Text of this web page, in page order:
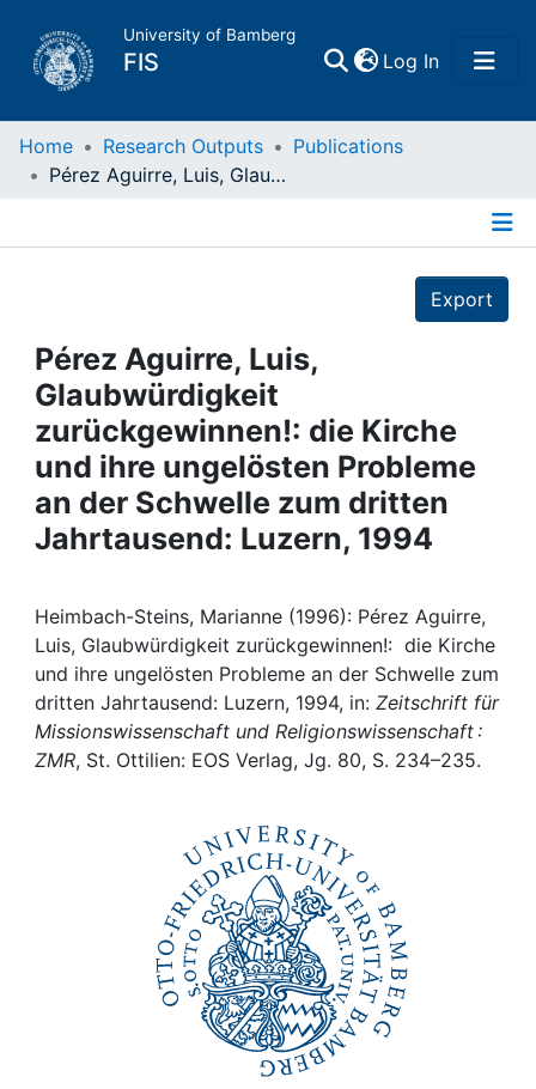
University of Bamberg
FIS Log In(current)
Home
Projects
People
Institutions
Awards
Help
Home Research Outputs
Publications
Pérez Aguirre, Luis, Glaubwürdigkeit zurückgewinnen!: die Kirche und ihre ungelösten Probleme an der Schwelle zum dritten Jahrtausend: Luzern, 1994
Export
Pérez Aguirre, Luis,
Glaubwürdigkeit
zurückgewinnen!: die Kirche
und ihre ungelösten Probleme
an der Schwelle zum dritten
Jahrtausend: Luzern, 1994
Heimbach-Steins, Marianne (1996): Pérez Aguirre,
Luis, Glaubwürdigkeit zurückgewinnen!: die Kirche
und ihre ungelösten Probleme an der Schwelle zum
dritten Jahrtausend: Luzern, 1994, in: Zeitschrift für
Missionswissenschaft und Religionswissenschaft :
ZMR, St. Ottilien: EOS Verlag, Jg. 80, S. 234–235.